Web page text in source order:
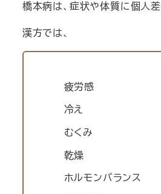
橋本病は、症状や体質に個人
漢方では、
疲労感
冷え
むくみ
乾燥
ホルモンバランス